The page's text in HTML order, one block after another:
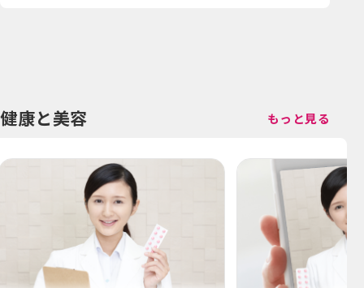
健康と美容 もっと見る